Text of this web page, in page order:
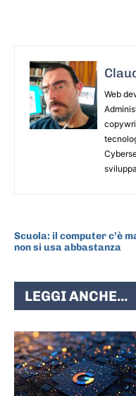
Web
Scuola: il computer c’è
non si usa abbastanza
LEGGI ANCHE...